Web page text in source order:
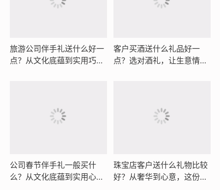
旅游公司伴手礼送什么好一
点？从文化底蕴到实用巧
客户买酒送什么礼品好一
点？选对酒礼，让生意情谊
公司春节伴手礼一般买什
么？从文化底蕴到实用心
珠宝店客户送什么礼物比较
好？从奢华到心意，这份选